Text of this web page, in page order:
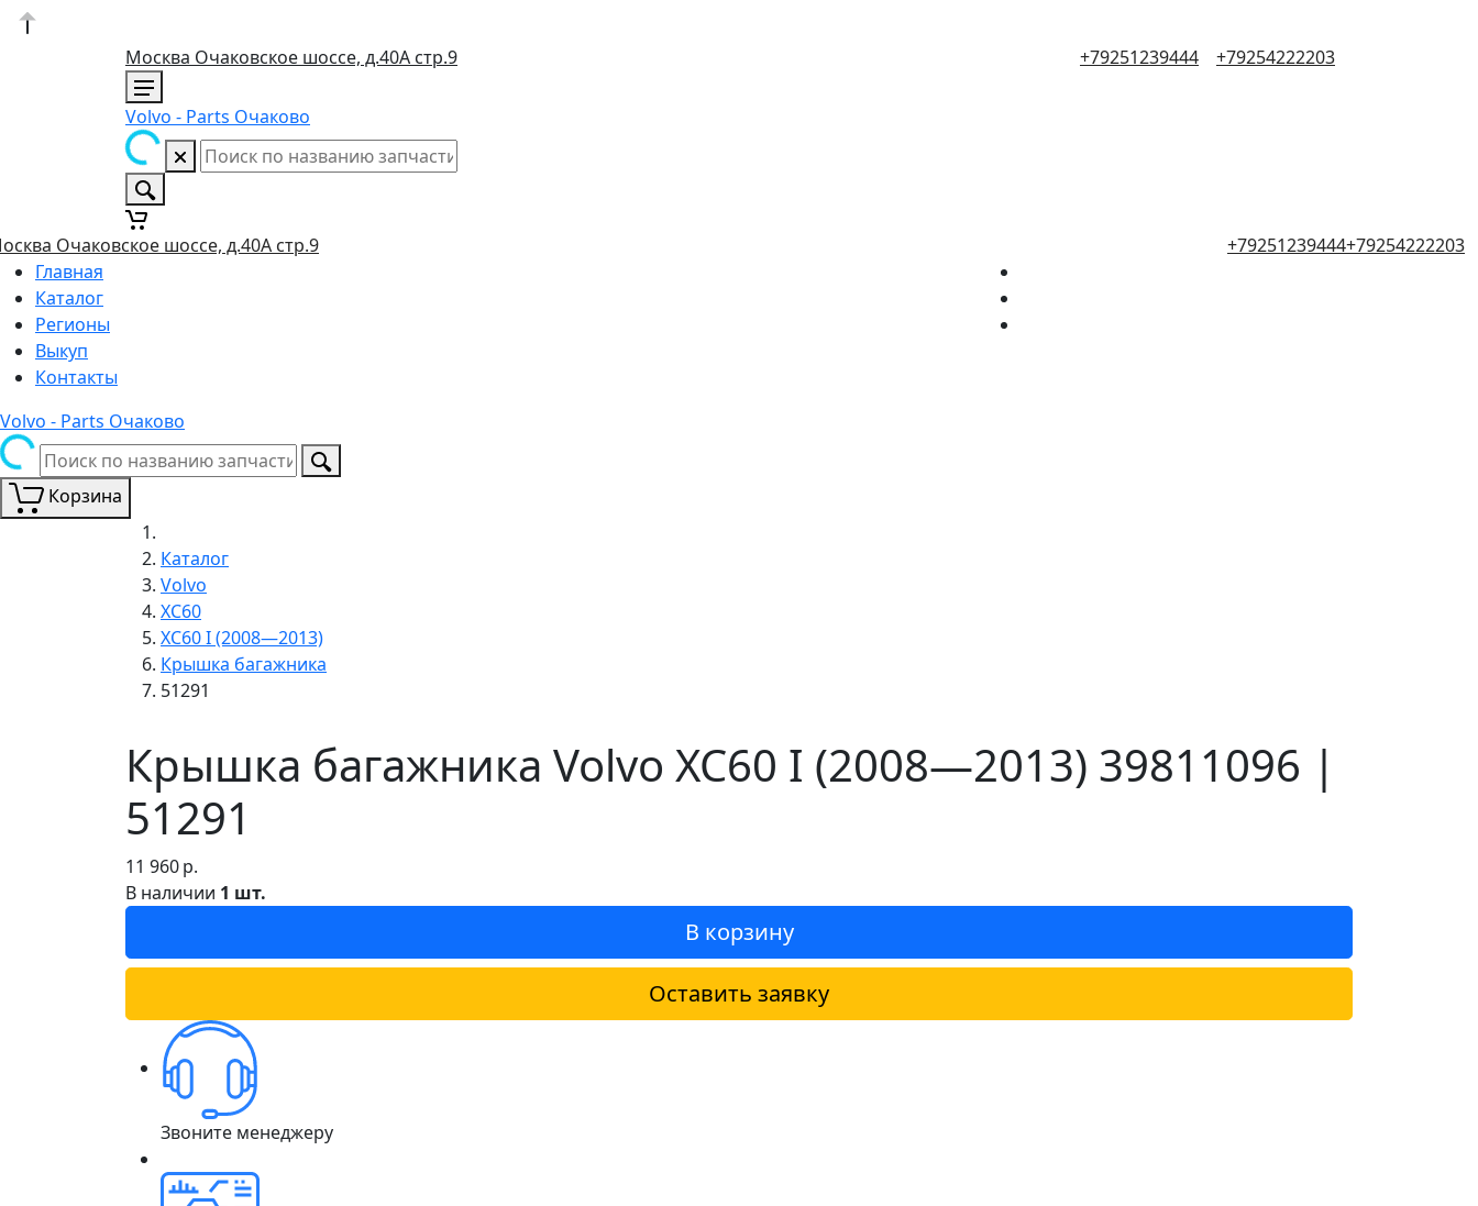
Москва Очаковское шоссе, д.40А стр.9 +79251239444 +79254222203
Volvo - Parts Очаково
Очаковское шоссе, д.40А стр.9 +79251239444+79254222203
Главная
Каталог
Регионы
Выкуп
Контакты
Volvo - Parts Очаково
Корзина
Каталог
Volvo
XC60
XC60 I (2008—2013)
Крышка багажника
51291
Крышка багажника Volvo XC60 I (2008—2013) 39811096 |
51291
11 960р.
В наличии 1 шт.
В корзину
Оставить заявку
Звоните менеджеру